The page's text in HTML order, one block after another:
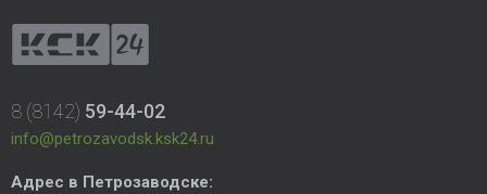
8 (8142) 59-44-02
info@petrozavodsk.ksk24.ru
Адрес в Петрозаводске: